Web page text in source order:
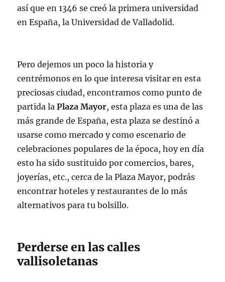
así que en 1346 se creó la primera universidad
en España, la Universidad de Valladolid.
Pero dejemos un poco la historia y
centrémonos en lo que interesa visitar en esta
preciosas ciudad, encontramos como punto de
partida la Plaza Mayor, esta plaza es una de las
más grande de España, esta plaza se destinó a
usarse como mercado y como escenario de
celebraciones populares de la época, hoy en día
esto ha sido sustituido por comercios, bares,
joyerías, etc., cerca de la Plaza Mayor, podrás
encontrar hoteles y restaurantes de lo más
alternativos para tu bolsillo.
Perderse en las calles
vallisoletanas